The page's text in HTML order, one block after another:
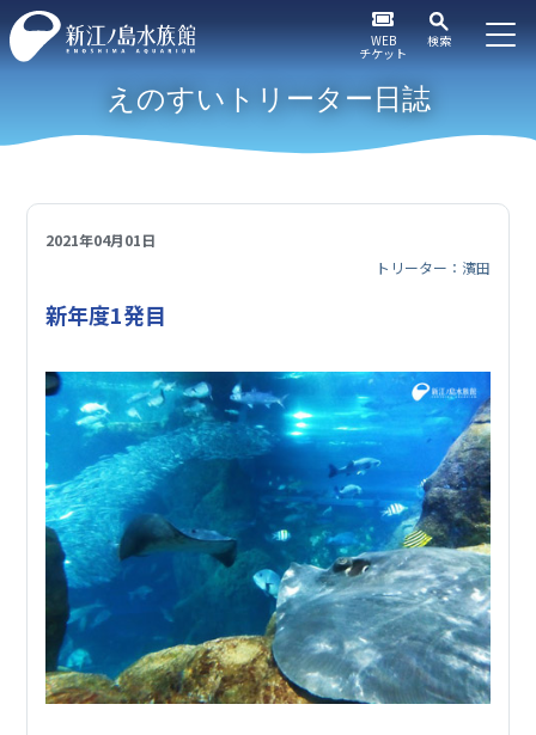
WEB
チケット
検索
えのすいトリーター日誌
2021年04月01日
トリーター：濱田
新年度1発目